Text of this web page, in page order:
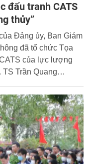
đấu tranh CATS
thủy”
Đảng ủy, Ban Giám
đã tổ chức Tọa
của lực lượng
Trần Quang
dự và chủ trì tại buổi